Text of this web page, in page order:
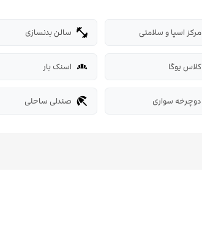
مرکز اسپا و سلامتی fitness_center سالن بدنسازی
کلاس یوگا bakery_dining اسنک بار
دوچرخه سواری beach_access صندلی ساحلی